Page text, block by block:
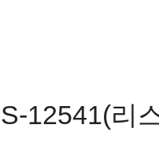
12541(리